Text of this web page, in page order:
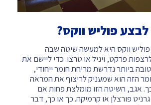
פוליש ווקס?
ווקס היא למעשה שיטה שבה
פרקט, ויניל או טרצו. כדי ליישם את
ביותר נדרשת מריחת חומר ייחודי,
הזה הוא שמעניק לריצוף את המראה
אגב, השיטה הזו מומלצת פחות אם
פורצלן או קרמיקה. כך או כך, דבר